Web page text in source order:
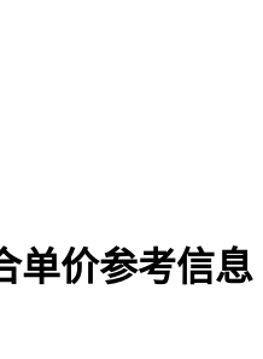
单价参考信息